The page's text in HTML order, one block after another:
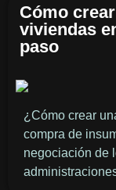
Cómo
viviendas
paso
¿Cómo crear
compra de
negociación de